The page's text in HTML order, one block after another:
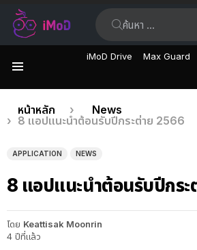
iMoD Drive Max Guard
เรื่อง
ล่าสุด
คุณอยู่ที่นี่:
หน้าหลัก
News
8 แอปแนะนำต้อนรับปีกระต่าย 2566
APPLICATION NEWS
8 แอปแนะนำต้อนรับปีกร
โดย Keattisak Moonrin
4 ปีที่แล้ว